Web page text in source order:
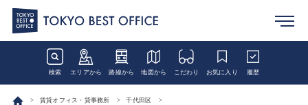
検索 エリアから 路線から 地図から こだわり お気に入り 履歴
賃貸オフィス・貸事務所
千代田区